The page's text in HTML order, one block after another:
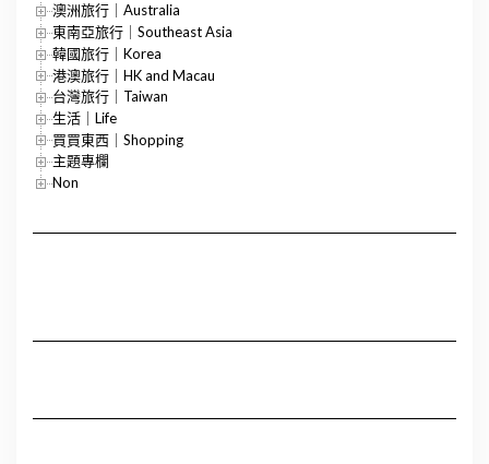
澳洲旅行｜Australia
東南亞旅行｜Southeast Asia
韓國旅行｜Korea
港澳旅行｜HK and Macau
台灣旅行｜Taiwan
生活｜Life
買買東西｜Shopping
主題專欄
Non